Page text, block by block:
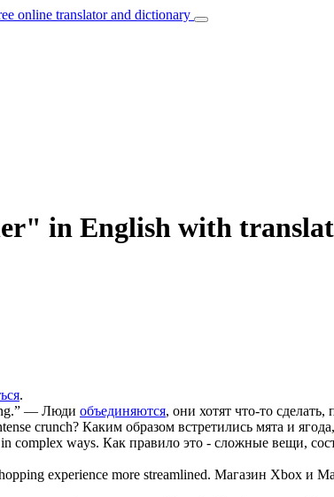
online translator and dictionary
in English with
.
— Люди объединяются, они хотят что-то
crunch? Каким образом встретились мята и ягода,
complex ways. Как правило это - сложные вещи,
experience more streamlined. Магазин Xbox и